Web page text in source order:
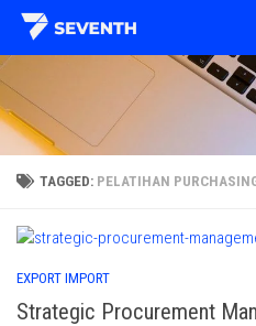
Skip to content
TAGGED: PELATIHAN
EXPORT IMPORT
Strategic Procurement